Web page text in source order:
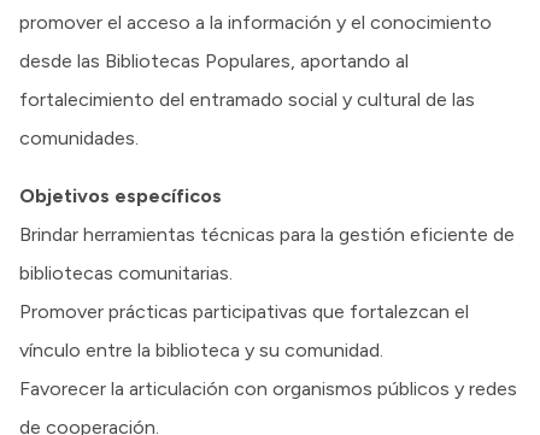
promover el acceso a la información y el conocimiento
desde las Bibliotecas Populares, aportando al
fortalecimiento del entramado social y cultural de las
comunidades.
Objetivos específicos
Brindar herramientas técnicas para la gestión eficiente de
bibliotecas comunitarias.
Promover prácticas participativas que fortalezcan el
vínculo entre la biblioteca y su comunidad.
Favorecer la articulación con organismos públicos y redes
de cooperación.